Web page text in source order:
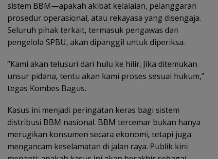
sistem BBM—apakah akibat kelalaian, pelanggaran
prosedur operasional, atau rekayasa yang disengaja.
Seluruh pihak terkait, termasuk pengawas dan
pengelola SPBU, akan dipanggil untuk diperiksa.
“Kami akan telusuri dari hulu ke hilir. Jika ditemukan
unsur pidana, tentu akan kami proses sesuai hukum,”
tegas Kombes Bagus.
Kasus ini menjadi peringatan keras bagi sistem
distribusi BBM nasional. BBM tercemar bukan hanya
merugikan konsumen secara ekonomi, tetapi juga
mengancam keselamatan di jalan raya. Publik kini